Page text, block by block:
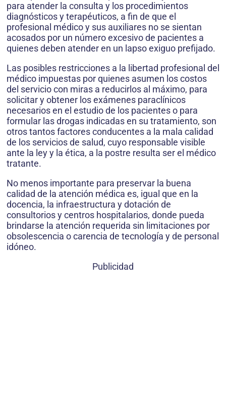
para atender la consulta y los procedimientos
diagnósticos y terapéuticos, a fin de que el
profesional médico y sus auxiliares no se sientan
acosados por un número excesivo de pacientes a
quienes deben atender en un lapso exiguo prefijado.
Las posibles restricciones a la libertad profesional del
médico impuestas por quienes asumen los costos
del servicio con miras a reducirlos al máximo, para
solicitar y obtener los exámenes paraclínicos
necesarios en el estudio de los pacientes o para
formular las drogas indicadas en su tratamiento, son
otros tantos factores conducentes a la mala calidad
de los servicios de salud, cuyo responsable visible
ante la ley y la ética, a la postre resulta ser el médico
tratante.
No menos importante para preservar la buena
calidad de la atención médica es, igual que en la
docencia, la infraestructura y dotación de
consultorios y centros hospitalarios, donde pueda
brindarse la atención requerida sin limitaciones por
obsolescencia o carencia de tecnología y de personal
idóneo.
Publicidad